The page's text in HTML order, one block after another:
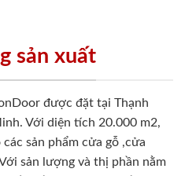
sản xuất
được đặt tại Thạnh
Với diện tích 20.000 m2,
sản phẩm cửa gỗ ,cửa
sản lượng và thị phần nằm